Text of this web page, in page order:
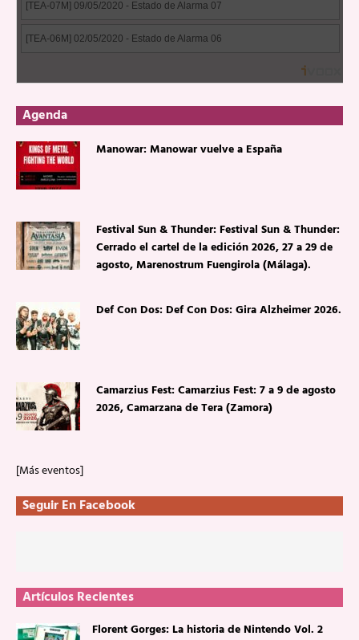
Agenda
Manowar: Manowar vuelve a España
Festival Sun & Thunder: Festival Sun & Thunder:
Cerrado el cartel de la edición 2026, 27 a 29 de
agosto, Marenostrum Fuengirola (Málaga).
Def Con Dos: Def Con Dos: Gira Alzheimer 2026.
Camarzius Fest: Camarzius Fest: 7 a 9 de agosto
2026, Camarzana de Tera (Zamora)
[Más eventos]
Seguir En Facebook
Artículos Recientes
Florent Gorges: La historia de Nintendo Vol. 2